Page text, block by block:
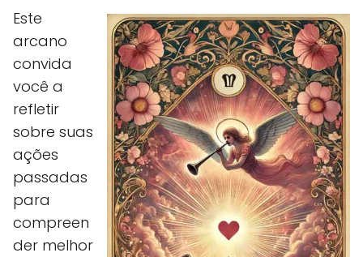
Este
arcano
convida
você a
refletir
sobre suas
ações
passadas
para
compreen
der melhor